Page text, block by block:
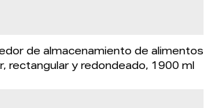
de almacenamiento de alimentos
rectangular y redondeado, 1900 ml